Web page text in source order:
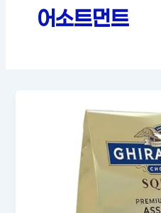
어소트먼트